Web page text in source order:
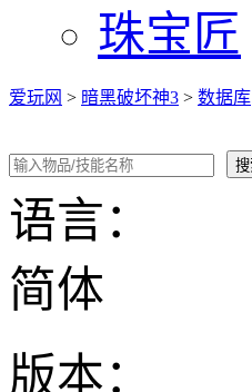
珠宝匠
爱玩网 > 暗黑破坏神3 > 数据库
语言：
简体
版本：